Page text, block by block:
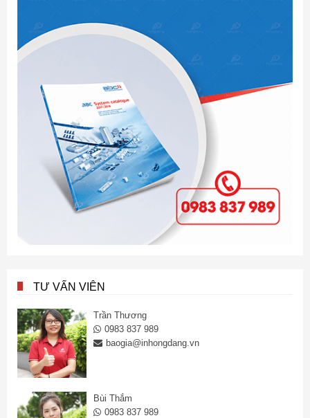
TƯ VẤN VIÊN
Trần Thương
0983 837 989
baogia@inhongdang.vn
Bùi Thắm
0983 837 989